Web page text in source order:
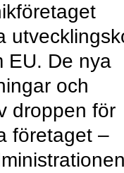
EU. De nya
och
droppen för
företaget –